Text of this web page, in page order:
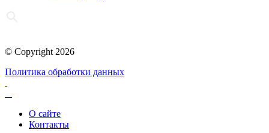
© Copyright 2026
Политика обработки данных
О сайте
Контакты